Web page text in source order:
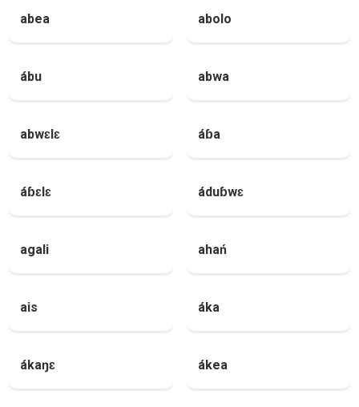
abea abolo
ábu abwa
abwɛlɛ áɓa
áɓɛlɛ áduɓwɛ
agali ahań
ais áka
ákaŋɛ ákea